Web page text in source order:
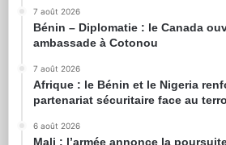
7 août 2026
Bénin – Diplomatie : le Canada
ambassade à Cotonou
7 août 2026
Afrique : le Bénin et le Nigeria
partenariat sécuritaire face au
6 août 2026
Mali : l’armée annonce la